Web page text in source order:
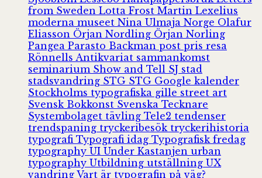
from Sweden Lotta Frost Martin Lexelius
moderna museet Nina Ulmaja Norge Olafur
Eliasson Örjan Nordling Örjan Norling
Pangea Parasto Backman post pris resa
Rönnells Antikvariat sammankomst
seminarium Show and Tell SJ stad
stadsvandring STG STG Google kalender
Stockholms typografiska gille street art
Svensk Bokkonst Svenska Tecknare
Systembolaget tävling Tele2 tendenser
trendspaning tryckeribesök tryckerihistoria
typografi Typografi idag Typografisk fredag
typography UI Under Kastanjen urban
typography Utbildning utställning UX
vandring Vart är typografin på väg?